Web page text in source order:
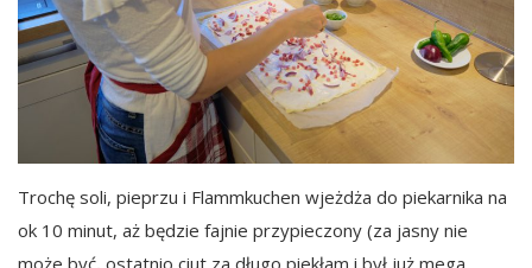
Trochę soli, pieprzu i Flammkuchen wjeżdża do piekarnika na
ok 10 minut, aż będzie fajnie przypieczony (za jasny nie
może być, ostatnio ciut za długo piekłam i był już mega